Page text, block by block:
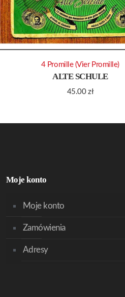
ALTE SCHULE
45.00zł
4 Promille (Vier Promille)
Moje konto
Moje konto
Zamówienia
Adresy